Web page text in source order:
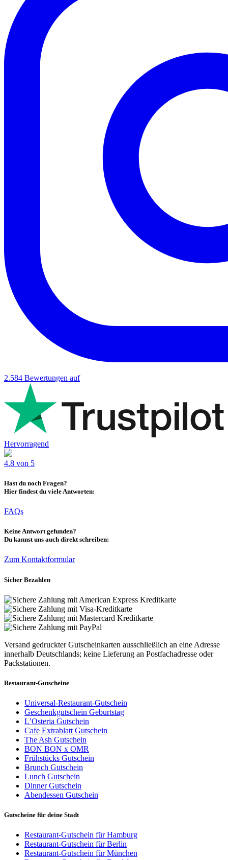
2.584 Bewertungen auf
Hervorragend
4.8 von 5
Hast du noch Fragen?
Hier findest du viele Antworten:
FAQs
Keine Antwort gefunden?
Du kannst uns auch direkt schreiben:
Zum Kontaktformular
Sicher Bezahlen
Versand gedruckter Gutscheinkarten ausschließlich an eine Adresse
innerhalb Deutschlands; keine Lieferung an Postfachadresse oder
Packstationen.
Restaurant-Gutscheine
Universal-Restaurant-Gutschein
Geschenkgutschein Geburtstag
L’Osteria Gutschein
Cafe Extrablatt Gutschein
The Ash Gutschein
BON BON x OMR
Frühstücks Gutschein
Brunch Gutschein
Lunch Gutschein
Dinner Gutschein
Abendessen Gutschein
Gutscheine für deine Stadt
Restaurant-Gutschein für Hamburg
Restaurant-Gutschein für Berlin
Restaurant-Gutschein für München